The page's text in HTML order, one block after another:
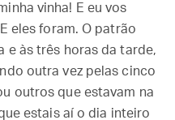
vinha! E eu vos
eles foram. O patrão
e às três horas da tarde,
outra vez pelas cinco
outros que estavam na
estais aí o dia inteiro